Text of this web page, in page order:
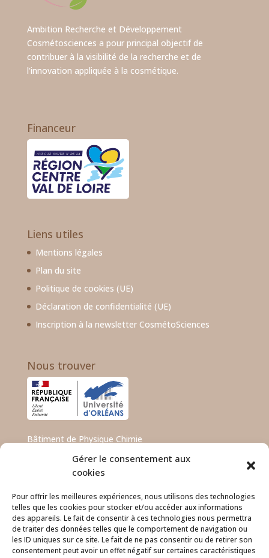
Gérer le consentement aux
cookies
Pour offrir les meilleures expériences, nous utilisons des technologies
telles que les cookies pour stocker et/ou accéder aux informations
des appareils. Le fait de consentir à ces technologies nous permettra
de traiter des données telles que le comportement de navigation ou
les ID uniques sur ce site. Le fait de ne pas consentir ou de retirer son
consentement peut avoir un effet négatif sur certaines caractéristiques
Ambition Recherche et Développement
Cosmétosciences a pour principal objectif de
contribuer à la visibilité de la recherche et de
l'innovation appliquée à la cosmétique.
Financeur
Liens utiles
Mentions légales
Plan du site
Politique de cookies (UE)
Déclaration de confidentialité (UE)
Inscription à la newsletter CosmétoSciences
Nous trouver
Bâtiment de Physique Chimie
Rue de Chartres – BP 6749
+33 (0)2 38 56 78 11
cosmetosciences@univ-orleans.fr